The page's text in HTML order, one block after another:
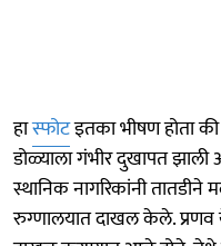
हास्फोटइतका भीषण होता की
डोळ्याला गंभीर दुखापत झाली
स्थानिक नागरिकांनी तातडीने
रुग्णालयात दाखल केले.